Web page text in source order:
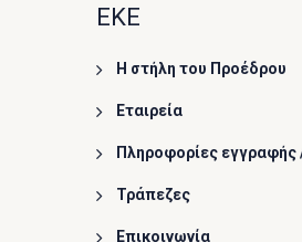
ΕΚΕ
Η στήλη του Προέδρου
Εταιρεία
Πληροφορίες
Τράπεζες
Επικοινωνία